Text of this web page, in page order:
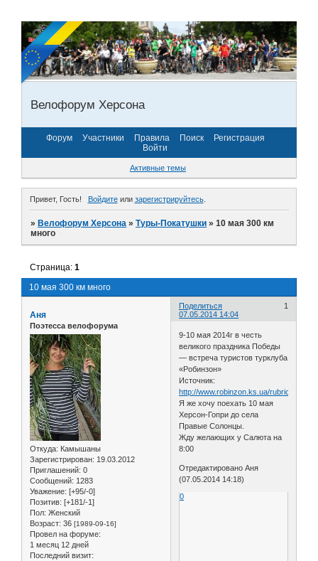
Велофорум Херсона
Форум Участники Правила Поиск
Регистрация
Войти
Активные темы
Привет, Гость! Войдитеили зарегистрируйтесь.
»Велофорум Херсона »Туры-Покатушки »10 мая 300 км
много
10 мая 300 км много
Страница:1
Поделиться
1
07.05.2014 14:04
Аня
Поэтесса велофорума
Откуда: Камышаны
Зарегистрирован: 19.03.2012
Приглашений: 0
Сообщений: 1283
Уважение: [+95/-0]
Позитив: [+181/-1]
Пол: Женский
Возраст: 36 [1989-09-16]
Провел на форуме:
1 месяц 12 дней
Последний визит:
9-10 мая 2014г в честь
великого праздника Победы
— встреча туристов турклуба
«Робинзон»
Источник:
http://www.robinzon.ks.ua/rubric/plans
Я же хочу поехать 10 мая
Херсон-Гопри до села
Правые Солонцы.
Жду желающих у Салюта на
8:00
Отредактировано Аня
(07.05.2014 14:18)
0